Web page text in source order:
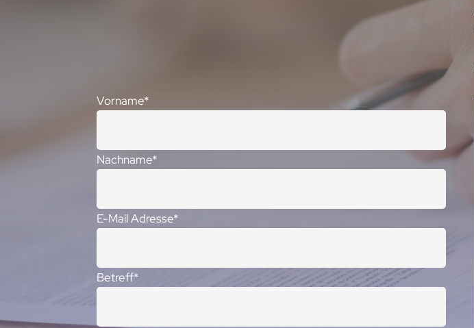
Vorname*
Nachname*
E-Mail Adresse*
Betreff*